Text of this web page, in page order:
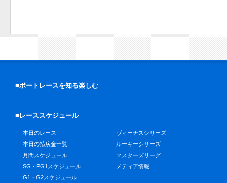
■ボートレースを知る楽しむ
■レーススケジュール
本日のレース
本日の払戻金一覧
月間スケジュール
SG・PG1スケジュール
G1・G2スケジュール
ヴィーナスシリーズ
ルーキーシリーズ
マスターズリーグ
メディア情報